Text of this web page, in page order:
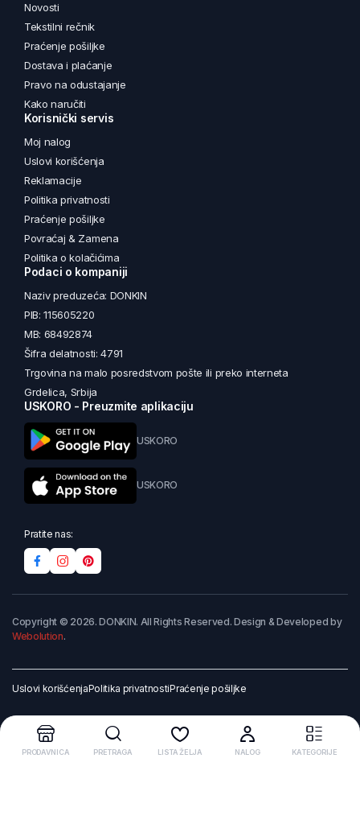
Novosti
Tekstilni rečnik
Praćenje pošiljke
Dostava i plaćanje
Pravo na odustajanje
Kako naručiti
Korisnički servis
Moj nalog
Uslovi korišćenja
Reklamacije
Politika privatnosti
Praćenje pošiljke
Povraćaj & Zamena
Politika o kolačićima
Podaci o kompaniji
Naziv preduzeća: DONKIN
PIB: 115605220
MB: 68492874
Šifra delatnosti: 4791
Trgovina na malo posredstvom pošte ili preko interneta
Grdelica, Srbija
USKORO - Preuzmite aplikaciju
USKORO
USKORO
Pratite nas:
Copyright © 2026. DONKIN. All Rights Reserved. Design & Developed by
Webolution.
Uslovi korišćenjaPolitika privatnostiPraćenje pošiljke
PRODAVNICA PRETRAGA LISTA ŽELJA NALOG KATEGORIJE